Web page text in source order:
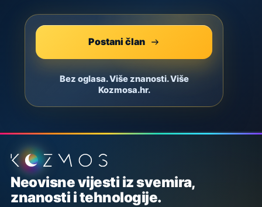
Postani član
Bez oglasa. Više znanosti. Više
Kozmosa.hr.
Podnožje stranice
Neovisne vijesti iz svemira,
znanosti i tehnologije.